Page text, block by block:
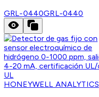
GRL-0440GRL-0440
HONEYWELL ANALYTICS